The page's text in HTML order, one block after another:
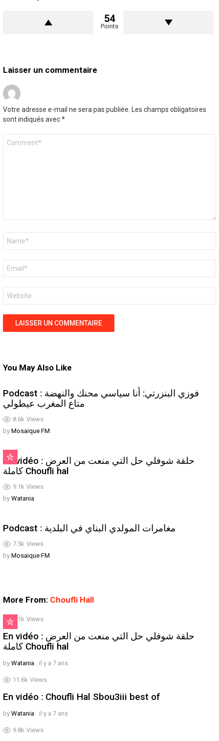
54
Points
Laisser un commentaire
Votre adresse e-mail ne sera pas publiée. Les champs obligatoires
sont indiqués avec*
mail
*
web
You May Also Like
8.6k Views
Podcast : فوزي البنزرتي: أنا سياسي محنك والنهضة
متاع المغرب عيطولي
by Mosaique FM
9.1k Views
En vidéo : حلقة شوفلي حل التي منعت من العرض
كاملة Choufli hal
by Watania
7.5k Views
Podcast : مغامرات المولدي البناي في البلدية
by Mosaique FM
More From: Choufli Hall
9.1k Views
En vidéo : حلقة شوفلي حل التي منعت من العرض
كاملة Choufli hal
by Watania il y a 7 ans
11.6k Views
En vidéo : Choufli Hal Sbou3iii best of
by Watania il y a 7 ans
9.8k Views